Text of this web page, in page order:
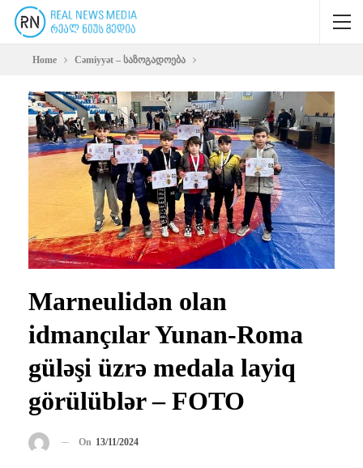
Home Cəmiyyət – საზოგადოება
Marneulidən olan
idmançılar Yunan-Roma
güləşi üzrə medala layiq
görülüblər – FOTO
On 13/11/2024